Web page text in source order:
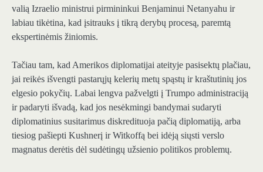
valią Izraelio ministrui pirmininkui Benjaminui Netanyahu ir
labiau tikėtina, kad įsitrauks į tikrą derybų procesą, paremtą
ekspertinėmis žiniomis.
Tačiau tam, kad Amerikos diplomatijai ateityje pasisektų plačiau,
jai reikės išvengti pastarųjų kelerių metų spąstų ir kraštutinių jos
elgesio pokyčių. Labai lengva pažvelgti į Trumpo administraciją
ir padaryti išvadą, kad jos nesėkmingi bandymai sudaryti
diplomatinius susitarimus diskredituoja pačią diplomatiją, arba
tiesiog pašiepti Kushnerį ir Witkoffą bei idėją siųsti verslo
magnatus derėtis dėl sudėtingų užsienio politikos problemų.